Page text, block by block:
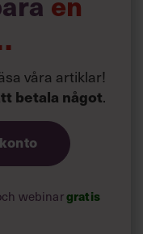
våra artiklar!
betala något.
webinargratis